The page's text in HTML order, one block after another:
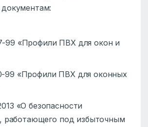
99 «Профили ПВХ для окон и
99 «Профили ПВХ для оконных
«О безопасности
работающего под избыточным